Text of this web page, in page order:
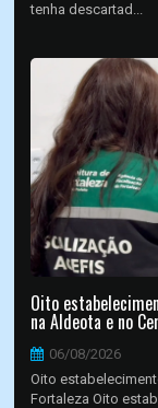
tenha descartad...
Oito
na Aldeota e no
06/08/2026
Oito
Fortaleza Oito